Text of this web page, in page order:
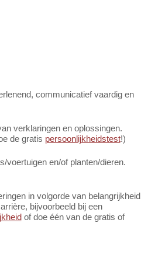
communicatief vaardig en
verklaringen en oplossingen.
de gratis persoonlijkheidstest!)
voertuigen en/of planten/dieren.
in volgorde van belangrijkheid
bijvoorbeeld bij een
of doe één van de gratis of